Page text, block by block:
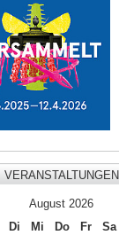
VERANSTALTUNGEN
August 2026
Di Mi Do Fr Sa